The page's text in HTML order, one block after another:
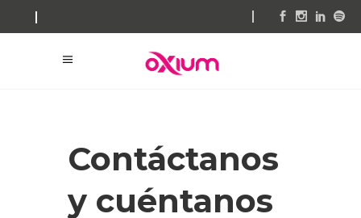
Contáctanos
y cuéntanos